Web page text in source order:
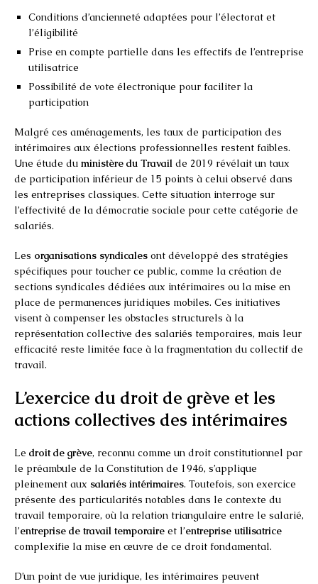
Conditions d’ancienneté adaptées pour l’électorat et
l’éligibilité
Prise en compte partielle dans les effectifs de l’entreprise
utilisatrice
Possibilité de vote électronique pour faciliter la
participation
Malgré ces aménagements, les taux de participation des
intérimaires aux élections professionnelles restent faibles.
Une étude du ministère du Travail de 2019 révélait un taux
de participation inférieur de 15 points à celui observé dans
les entreprises classiques. Cette situation interroge sur
l’effectivité de la démocratie sociale pour cette catégorie de
salariés.
Les organisations syndicales ont développé des stratégies
spécifiques pour toucher ce public, comme la création de
sections syndicales dédiées aux intérimaires ou la mise en
place de permanences juridiques mobiles. Ces initiatives
visent à compenser les obstacles structurels à la
représentation collective des salariés temporaires, mais leur
efficacité reste limitée face à la fragmentation du collectif de
travail.
L’exercice du droit de grève et les
actions collectives des intérimaires
Le droit de grève, reconnu comme un droit constitutionnel par
le préambule de la Constitution de 1946, s’applique
pleinement aux salariés intérimaires. Toutefois, son exercice
présente des particularités notables dans le contexte du
travail temporaire, où la relation triangulaire entre le salarié,
l’entreprise de travail temporaire et l’entreprise utilisatrice
complexifie la mise en œuvre de ce droit fondamental.
D’un point de vue juridique, les intérimaires peuvent